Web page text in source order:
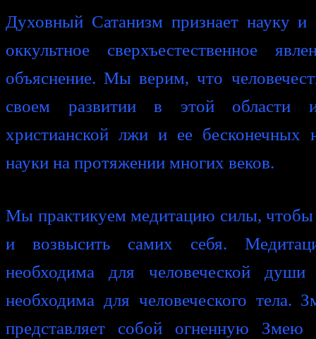
Духовный Сатанизм признает науку и
оккультное сверхъестественное
объяснение. Мы верим, что
своем развитии в этой области
христианской лжи и ее бесконечных
науки на протяжении многих веков.
Мы практикуем медитацию силы, чтобы
и возвысить самих себя.
необходима для человеческой
необходима для человеческого тела.
представляет собой огненную Змею